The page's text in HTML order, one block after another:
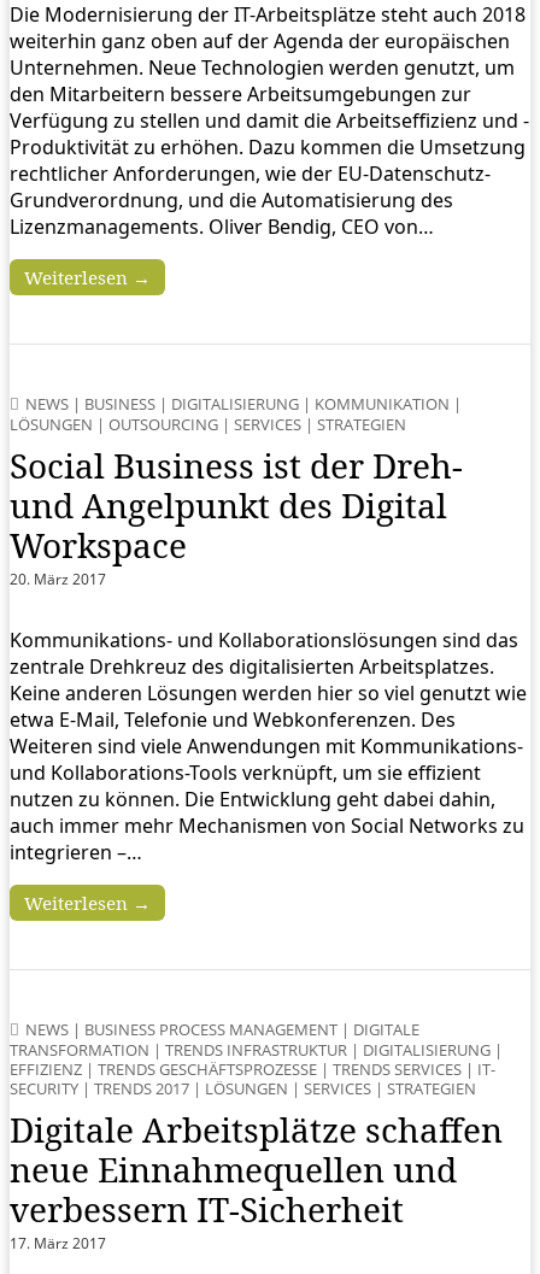
Die Modernisierung der IT-Arbeitsplätze steht auch 2018
weiterhin ganz oben auf der Agenda der europäischen
Unternehmen. Neue Technologien werden genutzt, um
den Mitarbeitern bessere Arbeitsumgebungen zur
Verfügung zu stellen und damit die Arbeitseffizienz und -
Produktivität zu erhöhen. Dazu kommen die Umsetzung
rechtlicher Anforderungen, wie der EU-Datenschutz-
Grundverordnung, und die Automatisierung des
Lizenzmanagements. Oliver Bendig, CEO von…
Weiterlesen →
NEWS | BUSINESS | DIGITALISIERUNG | KOMMUNIKATION |
LÖSUNGEN | OUTSOURCING | SERVICES | STRATEGIEN
Social Business ist der Dreh-
und Angelpunkt des Digital
Workspace
20. März 2017
Kommunikations- und Kollaborationslösungen sind das
zentrale Drehkreuz des digitalisierten Arbeitsplatzes.
Keine anderen Lösungen werden hier so viel genutzt wie
etwa E-Mail, Telefonie und Webkonferenzen. Des
Weiteren sind viele Anwendungen mit Kommunikations-
und Kollaborations-Tools verknüpft, um sie effizient
nutzen zu können. Die Entwicklung geht dabei dahin,
auch immer mehr Mechanismen von Social Networks zu
integrieren –…
Weiterlesen →
NEWS | BUSINESS PROCESS MANAGEMENT | DIGITALE
TRANSFORMATION | TRENDS INFRASTRUKTUR | DIGITALISIERUNG |
EFFIZIENZ | TRENDS GESCHÄFTSPROZESSE | TRENDS SERVICES | IT-
SECURITY | TRENDS 2017 | LÖSUNGEN | SERVICES | STRATEGIEN
Digitale Arbeitsplätze schaffen
neue Einnahmequellen und
verbessern IT-Sicherheit
17. März 2017